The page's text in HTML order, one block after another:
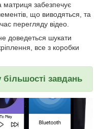
матриця забезпечує
що виводяться, та
перегляду відео.
доведеться шукати
все з коробки
завдань